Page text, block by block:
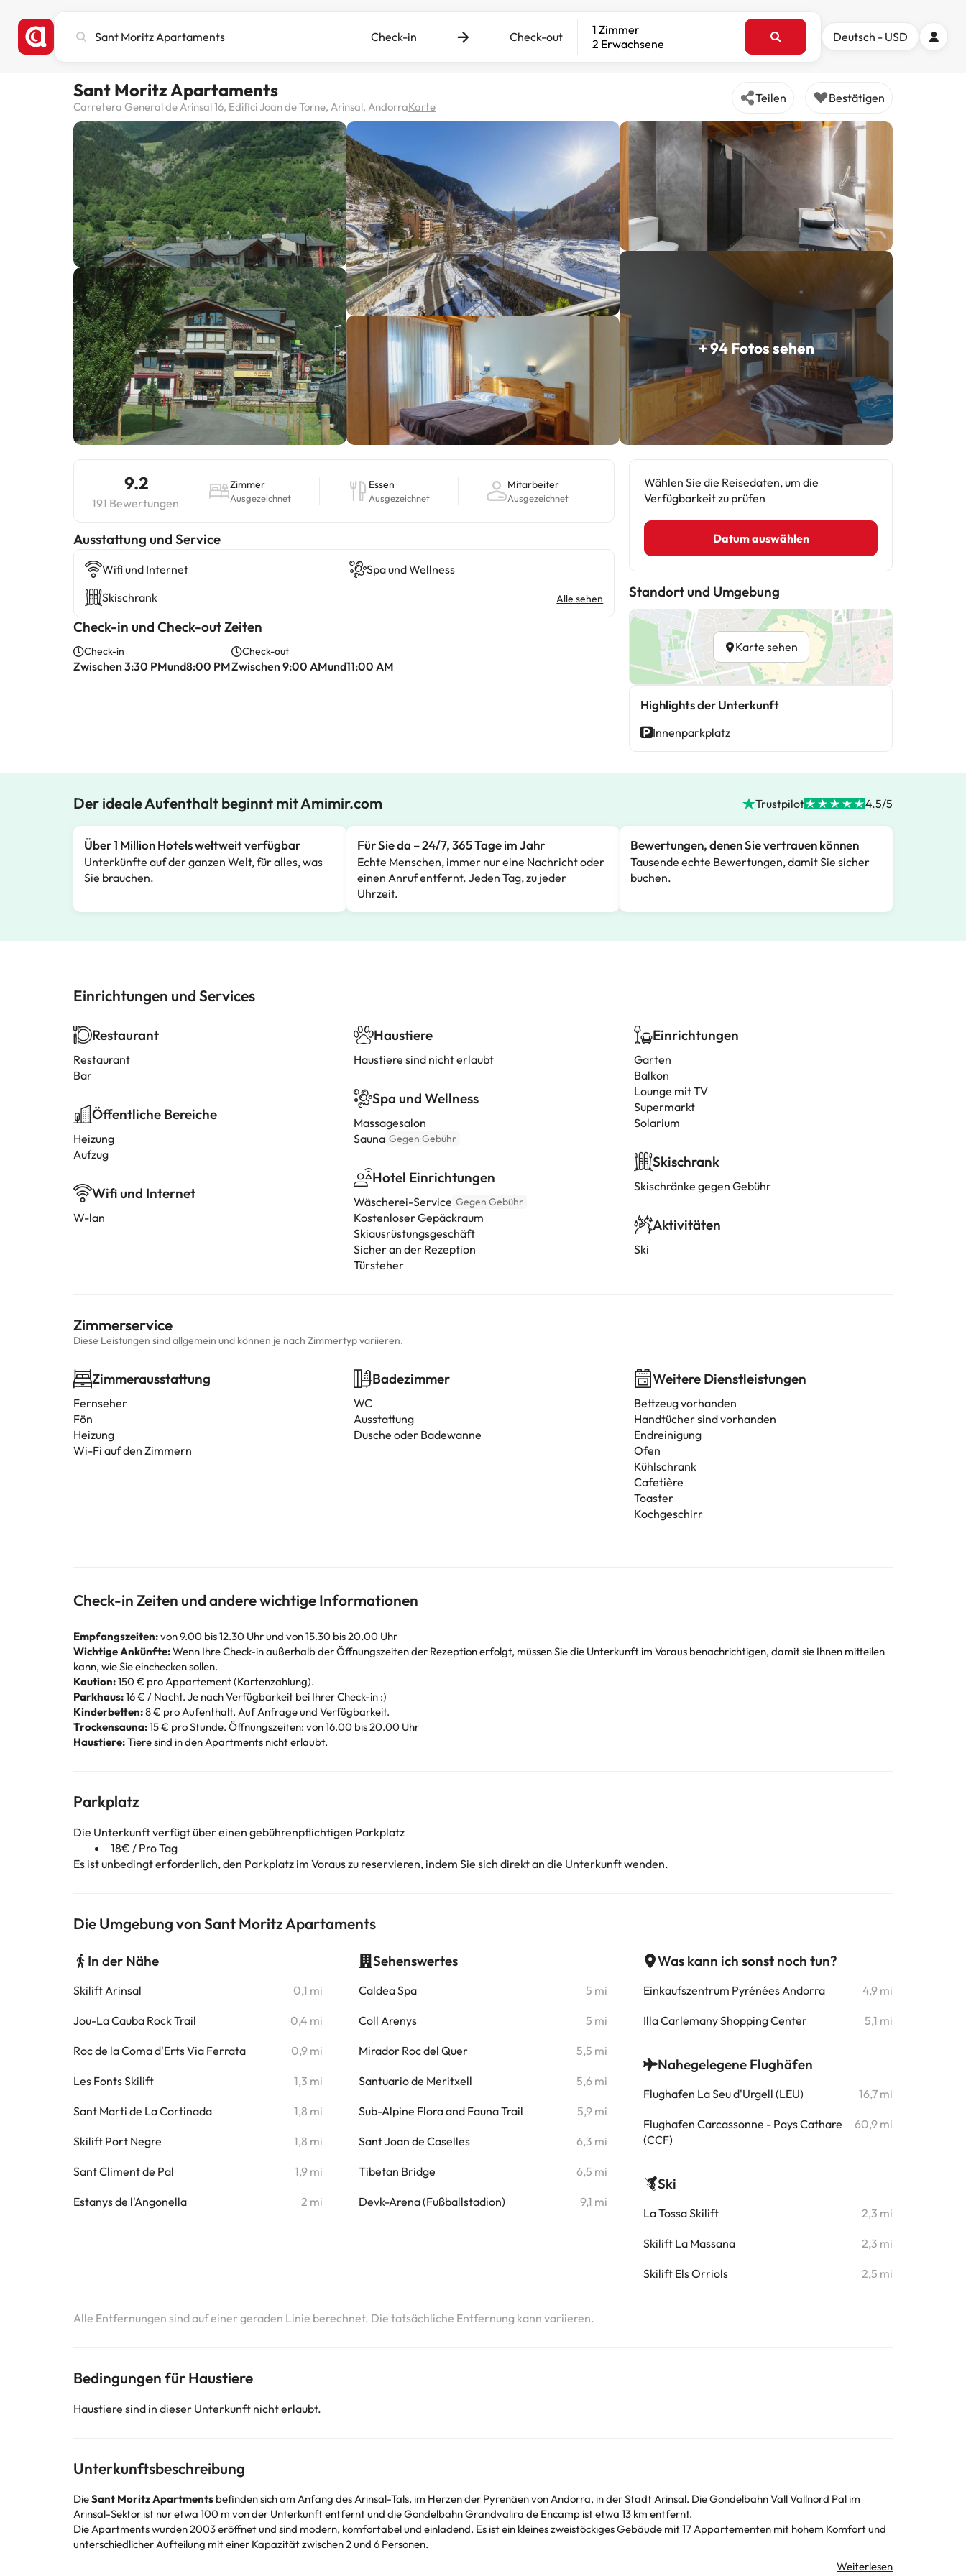
Hotel
eingeben
Check-in Check-out
1 Zimmer
2 Erwachsene
Deutsch - USD
Sant Moritz Apartaments
Carretera General de Arinsal 16, Edifici Joan de Torne, Arinsal, AndorraKarte
Teilen Bestätigen
+ 94 Fotos sehen
9.2
191 Bewertungen
Zimmer
Ausgezeichnet
Essen
Ausgezeichnet
Mitarbeiter
Ausgezeichnet
​Ausstattung und Service
Wifi und Internet
Spa und Wellness
Skischrank
Alle sehen
Check-in und Check-out Zeiten
Check-in
Zwischen 3:30 PMund8:00 PM
Check-out
Zwischen 9:00 AMund11:00 AM
Wählen Sie die Reisedaten, um die
Verfügbarkeit zu prüfen
Datum auswählen
Standort und Umgebung
Karte sehen
Highlights der Unterkunft
Innenparkplatz
Der ideale Aufenthalt beginnt mit Amimir.com Trustpilot 4.5/5
Über 1 Million Hotels weltweit verfügbar
Unterkünfte auf der ganzen Welt, für alles, was
Sie brauchen.
Für Sie da – 24/7, 365 Tage im Jahr
Echte Menschen, immer nur eine Nachricht oder
einen Anruf entfernt. Jeden Tag, zu jeder
Uhrzeit.
Bewertungen, denen Sie vertrauen können
Tausende echte Bewertungen, damit Sie sicher
buchen.
Einrichtungen und Services
Restaurant
Restaurant
Bar
Öffentliche Bereiche
Heizung
Aufzug
Wifi und Internet
W-lan
Haustiere
Haustiere sind nicht erlaubt
Spa und Wellness
Massagesalon
Sauna Gegen Gebühr
Hotel Einrichtungen
Wäscherei-Service Gegen Gebühr
Kostenloser Gepäckraum
Skiausrüstungsgeschäft
Sicher an der Rezeption
Türsteher
Einrichtungen
Garten
Balkon
Lounge mit TV
Supermarkt
Solarium
Skischrank
Skischränke gegen Gebühr
Aktivitäten
Ski
Zimmerservice
Diese Leistungen sind allgemein und können je nach Zimmertyp variieren.
Zimmerausstattung
Fernseher
Fön
Heizung
Wi-Fi auf den Zimmern
Badezimmer
WC
Ausstattung
Dusche oder Badewanne
Weitere Dienstleistungen
Bettzeug vorhanden
Handtücher sind vorhanden
Endreinigung
Ofen
Kühlschrank
Cafetière
Toaster
Kochgeschirr
Check-in Zeiten und andere wichtige Informationen
Empfangszeiten:von 9.00 bis 12.30 Uhr und von 15.30 bis 20.00 Uhr
Wichtige Ankünfte:Wenn Ihre Check-in außerhalb der Öffnungszeiten der Rezeption erfolgt, müssen Sie die Unterkunft im Voraus benachrichtigen, damit sie Ihnen mitteilen
kann, wie Sie einchecken sollen.
Kaution:150 € pro Appartement (Kartenzahlung).
Parkhaus:16 € / Nacht. Je nach Verfügbarkeit bei Ihrer Check-in :)
Kinderbetten:8 € pro Aufenthalt. Auf Anfrage und Verfügbarkeit.
Trockensauna:15 € pro Stunde. Öffnungszeiten: von 16.00 bis 20.00 Uhr
Haustiere:Tiere sind in den Apartments nicht erlaubt.
Parkplatz
Die Unterkunft verfügt über einen gebührenpflichtigen Parkplatz
18€ / Pro Tag
Es ist unbedingt erforderlich, den Parkplatz im Voraus zu reservieren, indem Sie sich direkt an die Unterkunft wenden.
Die Umgebung von Sant Moritz Apartaments
In der Nähe
Skilift Arinsal 0,1 mi
Jou-La Cauba Rock Trail 0,4 mi
Roc de la Coma d'Erts Via Ferrata 0,9 mi
Les Fonts Skilift 1,3 mi
Sant Marti de La Cortinada 1,8 mi
Skilift Port Negre 1,8 mi
Sant Climent de Pal 1,9 mi
Estanys de l'Angonella 2 mi
Sehenswertes
Caldea Spa 5 mi
Coll Arenys 5 mi
Mirador Roc del Quer 5,5 mi
Santuario de Meritxell 5,6 mi
Sub-Alpine Flora and Fauna Trail 5,9 mi
Sant Joan de Caselles 6,3 mi
Tibetan Bridge 6,5 mi
Devk-Arena (Fußballstadion) 9,1 mi
Was kann ich sonst noch tun?
Einkaufszentrum Pyrénées Andorra 4,9 mi
Illa Carlemany Shopping Center 5,1 mi
Nahegelegene Flughäfen
Flughafen La Seu d'Urgell (LEU) 16,7 mi
Flughafen Carcassonne - Pays Cathare
(CCF)
60,9 mi
Ski
La Tossa Skilift 2,3 mi
Skilift La Massana 2,3 mi
Skilift Els Orriols 2,5 mi
Alle Entfernungen sind auf einer geraden Linie berechnet. Die tatsächliche Entfernung kann variieren.
Bedingungen für Haustiere
Haustiere sind in dieser Unterkunft nicht erlaubt.
Unterkunftsbeschreibung
DieSant Moritz Apartments befinden sich am Anfang des Arinsal-Tals, im Herzen der Pyrenäen von Andorra, in der Stadt Arinsal. Die Gondelbahn Vall Vallnord Pal im
Arinsal-Sektor ist nur etwa 100 m von der Unterkunft entfernt und die Gondelbahn Grandvalira de Encamp ist etwa 13 km entfernt.
Die Apartments wurden 2003 eröffnet und sind modern, komfortabel und einladend. Es ist ein kleines zweistöckiges Gebäude mit 17 Appartementen mit hohem Komfort und
unterschiedlicher Aufteilung mit einer Kapazität zwischen 2 und 6 Personen.